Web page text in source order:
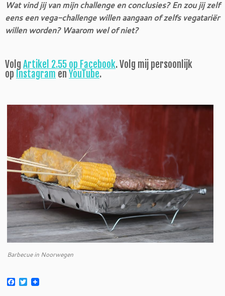
Wat vind jij van mijn challenge en conclusies? En zou jij zelf
eens een vega-challenge willen aangaan of zelfs vegatariër
willen worden? Waarom wel of niet?
Volg Artikel 2.55 op Facebook. Volg mij persoonlijk
op Instagram en YouTube.
Barbecue in Noorwegen
F T
w